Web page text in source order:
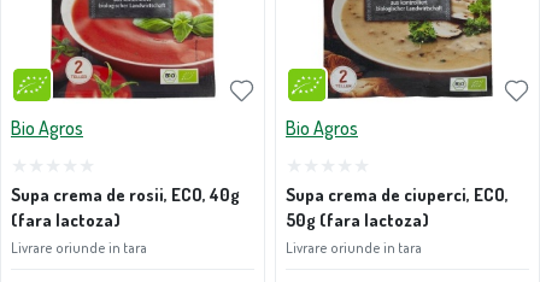
Bio Agros
Supa crema de rosii, ECO, 40g
(fara lactoza)
Livrare oriunde in tara
Bio Agros
Supa crema de ciuperci, ECO,
50g (fara lactoza)
Livrare oriunde in tara